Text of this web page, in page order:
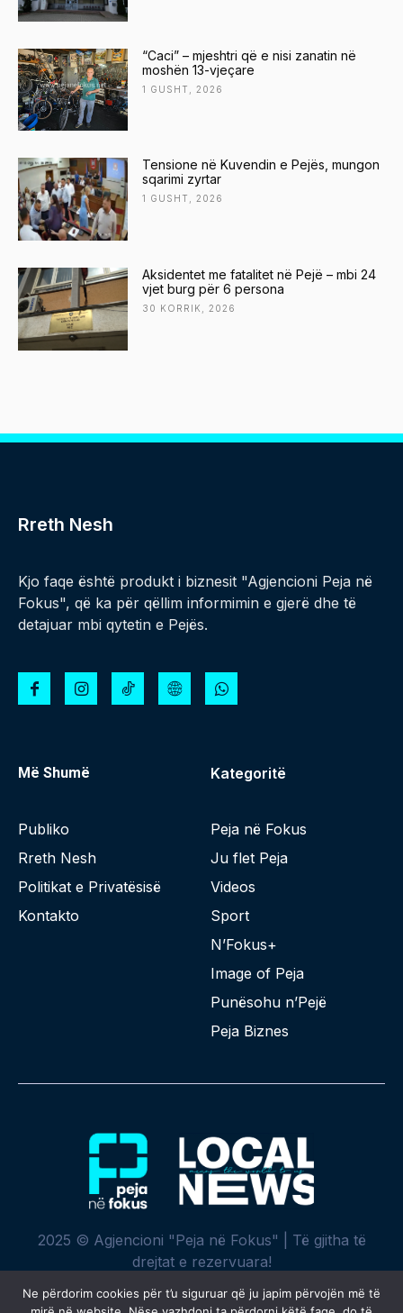
“Caci” – mjeshtri që e nisi zanatin në
moshën 13-vjeçare
1 GUSHT, 2026
Tensione në Kuvendin e Pejës, mungon
sqarimi zyrtar
1 GUSHT, 2026
Aksidentet me fatalitet në Pejë – mbi 24
vjet burg për 6 persona
30 KORRIK, 2026
Rreth Nesh
Kjo faqe është produkt i biznesit "Agjencioni Peja në
Fokus", që ka për qëllim informimin e gjerë dhe të
detajuar mbi qytetin e Pejës.
Më Shumë
Publiko
Rreth Nesh
Politikat e Privatësisë
Kontakto
Kategoritë
Peja në Fokus
Ju flet Peja
Videos
Sport
N’Fokus+
Image of Peja
Punësohu n’Pejë
Peja Biznes
2025 © Agjencioni "Peja në Fokus" | Të gjitha të
drejtat e rezervuara!
Ne përdorim cookies për t’u siguruar që ju japim përvojën më të